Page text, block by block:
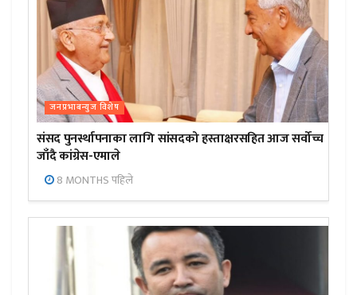
जनप्रभाबन्युज विशेष
संसद पुनर्स्थापनाका लागि सांसदको हस्ताक्षरसहित आज सर्वोच्च
जाँदै कांग्रेस-एमाले
8 MONTHS पहिले